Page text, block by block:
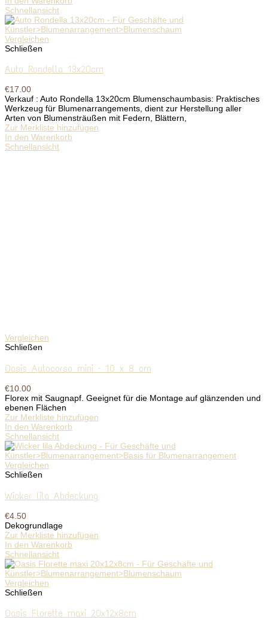
Schnellansicht
Vergleichen
Schließen
Auto Rondella 13x20cm
€17.00
Verkauf : Auto Rondella 13x20cm Blumenschaumbasis: Praktisches
Werkzeug für Blumenarrangements, dient zur Herstellung aller
Arten von Blumensträußen mit Federn, Blättern,
Zur Merkliste hinzufügen
In den Warenkorb
Schnellansicht
Vergleichen
Schließen
Oasis Autocorso mini – 10 x 8 cm
€10.00
Florex mit Saugnapf. Geeignet für die Montage auf glänzenden und
ebenen Flächen
Zur Merkliste hinzufügen
In den Warenkorb
Schnellansicht
Vergleichen
Schließen
Wicker lila Abdeckung
€4.50
Dekogrundlage
Zur Merkliste hinzufügen
In den Warenkorb
Schnellansicht
Vergleichen
Schließen
Oasis Florette maxi 20x12x8cm